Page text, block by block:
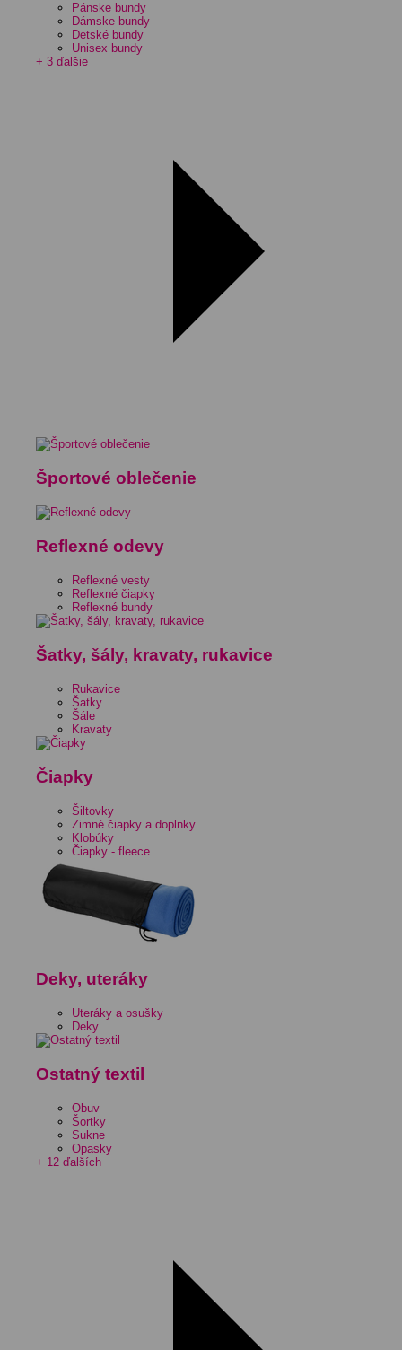
Pánske bundy
Dámske bundy
Detské bundy
Unisex bundy
+ 3 ďalšie
Športové oblečenie
Reflexné odevy
Reflexné vesty
Reflexné čiapky
Reflexné bundy
Šatky, šály, kravaty, rukavice
Rukavice
Šatky
Šále
Kravaty
Čiapky
Šiltovky
Zimné čiapky a doplnky
Klobúky
Čiapky - fleece
Deky, uteráky
Uteráky a osušky
Deky
Ostatný textil
Obuv
Šortky
Sukne
Opasky
+ 12 ďalších